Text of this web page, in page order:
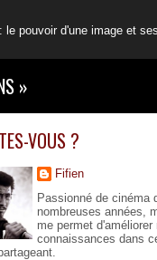
pouvoir d'une image et ses
»
VOUS ?
Fifien
Passionné de cinéma
nombreuses années,
me permet d'améliorer
connaissances dans